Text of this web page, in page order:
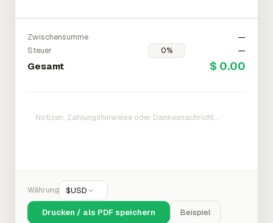
Zwischensumme
—
Steuer
—
Gesamt $ 0.00
Währung $USD
Drucken / als PDF speichern Beispiel